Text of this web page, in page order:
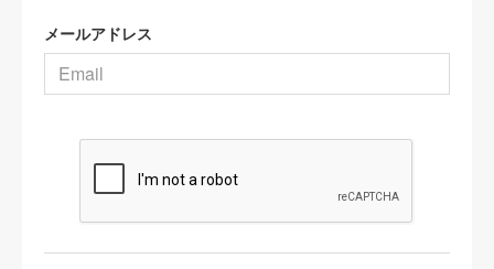
メールアドレス